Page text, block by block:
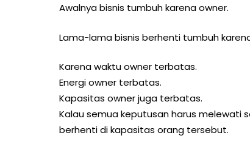
Awalnya bisnis tumbuh karena owner.
Lama-lama bisnis berhenti tumbuh
Karena waktu owner terbatas.
Energi owner terbatas.
Kapasitas owner juga terbatas.
Kalau semua keputusan harus melewati
berhenti di kapasitas orang tersebut.